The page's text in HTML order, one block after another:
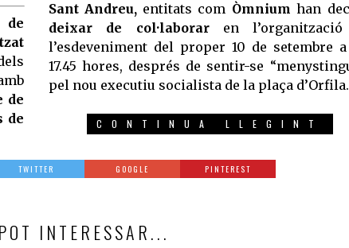
de
de
de
Sant Andreu,entitats com Òmnium han
deixar de col·laboraren
l’esdeveniment del proper 10 de setembre
17.45 hores, després de sentir-se
pel nou executiu socialista de la plaça d’Orfila.
CONTINUA LLEGINT
TWITTER GOOGLE PINTEREST
INTERESSAR...